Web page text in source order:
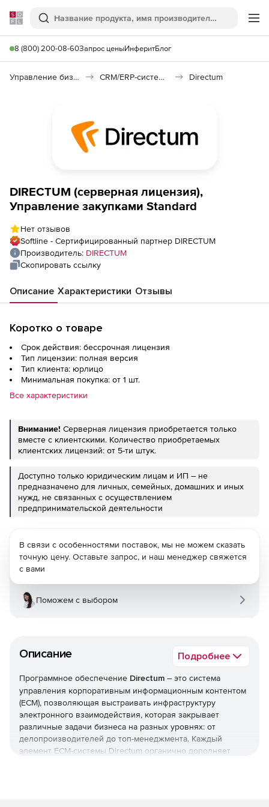
Softline
Поиск
8 (800) 200-08-60Запрос ценыИнферитБлог
Управление бизнесом, CRM/ERP CRM/ERP-системы Directum
DIRECTUM (серверная лицензия),
Управление закупками Standard
Нет отзывов
Softline - Сертифицированный партнер DIRECTUM
Производитель: DIRECTUM
Скопировать ссылку
Описание Характеристики Отзывы
Коротко о товаре
Срок действия: бессрочная лицензия
Тип лицензии: полная версия
Тип клиента: юрлицо
Минимальная покупка: от 1 шт.
Все характеристики
Внимание! Серверная лицензия приобретается только
вместе с клиентскими. Количество приобретаемых
клиентских лицензий: от 5-ти штук.
Доступно только юридическим лицам и ИП – не
предназначено для личных, семейных, домашних и иных
нужд, не связанных с осуществлением
предпринимательской деятельности
Описание Подробнее
Программное обеспечение Directum – это система
управления корпоративным информационным контентом
(ECM), позволяющая выстраивать инфраструктуру
электронного взаимодействия, которая закрывает
различные задачи бизнеса на разных уровнях: от
делопроизводителей до топ-менеджмента. Каждый
элемент ECM-системы Directum органично дополняет
В связи с особенностями поставок, мы не можем сказать
точную цену. Оставьте запрос, и наш менеджер свяжется
с вами
Поможем с выбором